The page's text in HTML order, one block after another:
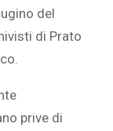
del
di Prato
prive di